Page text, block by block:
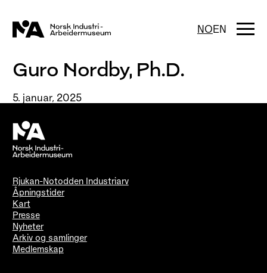
innhold
NOEN
Guro Nordby, Ph.D.
5. januar, 2025
Rjukan-Notodden Industriarv
Åpningstider
Kart
Presse
Nyheter
Arkiv og samlinger
Medlemskap